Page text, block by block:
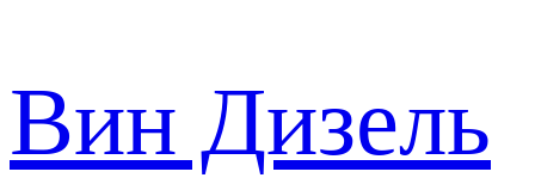
Вин Дизель